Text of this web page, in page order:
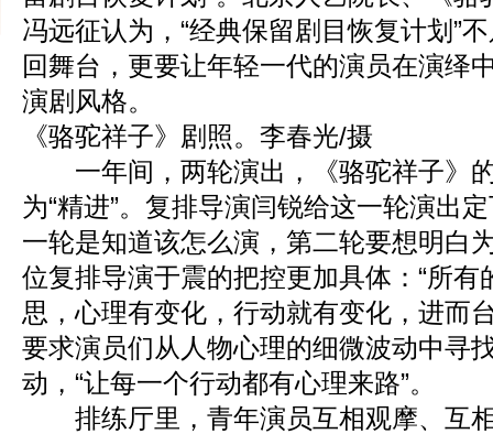
冯远征认为，“经典保留剧目恢复计划”
回舞台，更要让年轻一代的演员在演绎
演剧风格。
《骆驼祥子》剧照。李春光/摄
一年间，两轮演出，《骆驼祥子》的
为“精进”。复排导演闫锐给这一轮演出
一轮是知道该怎么演，第二轮要想明白
位复排导演于震的把控更加具体：“所有
思，心理有变化，行动就有变化，进而
要求演员们从人物心理的细微波动中寻
动，“让每一个行动都有心理来路”。
排练厅里，青年演员互相观摩、互